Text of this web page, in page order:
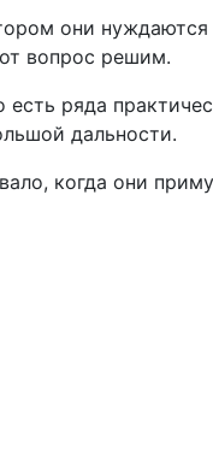
они
вопрос решим.
ряда
дальности.
когда они